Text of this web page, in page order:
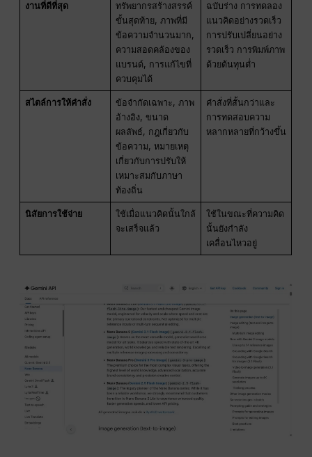
งานที่ดีที่สุด
ทรัพยากรสร้างสรรค์
ขั้นสุดท้าย, ภาพที่มี
ข้อความจำนวนมาก,
ความสอดคล้องของ
แบรนด์, การแก้ไขที่
ควบคุมได้
ฉบับร่าง การทดลอง
แนวคิดอย่างรวดเร็ว
การปรับเปลี่ยนอย่าง
รวดเร็ว การพิมพ์ภาพ
ด้วยต้นทุนต่ำ
สไตล์การให้คำสั่ง
ข้อจำกัดเฉพาะ, ภาพ
อ้างอิง, ขนาด
ผลลัพธ์, กฎเกี่ยวกับ
ข้อความ, หมายเหตุ
เกี่ยวกับการปรับให้
เหมาะสมกับภาษา
ท้องถิ่น
คำสั่งที่สั้นกว่าและ
การทดสอบความ
หลากหลายที่กว้างขึ้น
นิสัยการใช้จ่าย
ใช้เมื่อแนวคิดนั้นใกล้
จะเสร็จแล้ว
ใช้ในขณะที่ความคิด
นั้นยังกำลัง
เคลื่อนไหวอยู่